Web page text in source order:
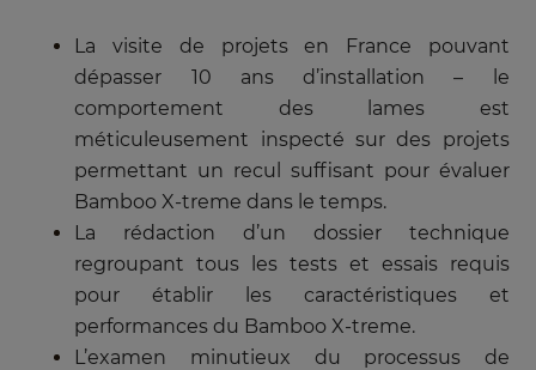
La visite de projets en France pouvant
dépasser 10 ans d’installation – le
comportement des lames est
méticuleusement inspecté sur des projets
permettant un recul suffisant pour évaluer
Bamboo X-treme dans le temps.
La rédaction d’un dossier technique
regroupant tous les tests et essais requis
pour établir les caractéristiques et
performances du Bamboo X-treme.
L’examen minutieux du processus de